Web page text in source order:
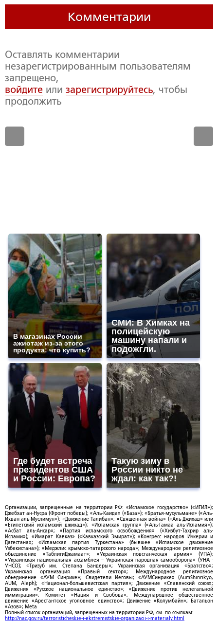
Комментарии
Оставлять комментарии
незарегистрированным пользователям
запрещено,
войдите или зарегистрируйтесь, чтобы
продолжить
В магазинах России
ажиотаж из-за этого
продукта: что купить?
СМИ: В Химках на
полицейскую
машину напали и
подожгли.
Где будет встреча
президентов США
и России: Европа?
Такую зиму в
России никто не
ждал: как так?!
Организации, запрещенные на территории РФ: «Исламское государство» («ИГИЛ»);
Джебхат ан-Нусра (Фронт победы); «Аль-Каида» («База»); «Братья-мусульмане» («Аль-
Ихван аль-Муслимун»); «Движение Талибан»; «Священная война» («Аль-Джихад» или
«Египетский исламский джихад»); «Исламская группа» («Аль-Гамаа аль-Исламия»);
«Асбат аль-Ансар»; «Партия исламского освобождения» («Хизбут-Тахрир аль-
Ислами»); «Имарат Кавказ» («Кавказский Эмират»); «Конгресс народов Ичкерии и
Дагестана»; «Исламская партия Туркестана» (бывшее «Исламское движение
Узбекистана»); «Меджлис крымско-татарского народа»; Международное религиозное
объединение «ТаблигиДжамаат»; «Украинская повстанческая армия» (УПА);
«Украинская национальная ассамблея – Украинская народная самооборона» (УНА -
УНСО); «Тризуб им. Степана Бандеры»; Украинская организация «Братство»;
Украинская организация «Правый сектор»; Международное религиозное
объединение «АУМ Синрике»; Свидетели Иеговы; «АУМСинрике» (AumShinrikyo,
AUM, Aleph); «Национал-большевистская партия»; Движение «Славянский союз»;
Движения «Русское национальное единство»; «Движение против нелегальной
иммиграции»; Комитет «Нация и Свобода»; Международное общественное
движение «Арестантское уголовное единство»; Движение «Колумбайн»; Батальон
«Азов»; Meta
Полный список организаций, запрещенных на территории РФ, см. по ссылкам:
http://nac.gov.ru/terroristicheskie-i-ekstremistskie-organizacii-i-materialy.html